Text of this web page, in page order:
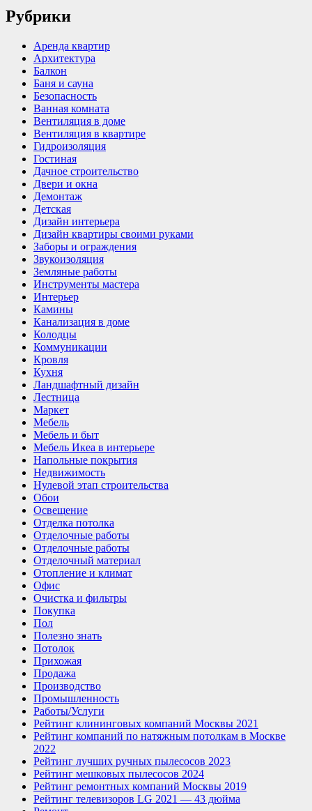
Рубрики
Аренда квартир
Архитектура
Балкон
Баня и сауна
Безопасность
Ванная комната
Вентиляция в доме
Вентиляция в квартире
Гидроизоляция
Гостиная
Дачное строительство
Двери и окна
Демонтаж
Детская
Дизайн интерьера
Дизайн квартиры своими руками
Заборы и ограждения
Звукоизоляция
Земляные работы
Инструменты мастера
Интерьер
Камины
Канализация в доме
Колодцы
Коммуникации
Кровля
Кухня
Ландшафтный дизайн
Лестница
Маркет
Мебель
Мебель и быт
Мебель Икеа в интерьере
Напольные покрытия
Недвижимость
Нулевой этап строительства
Обои
Освещение
Отделка потолка
Отделочные работы
Отделочные работы
Отделочный материал
Отопление и климат
Офис
Очистка и фильтры
Покупка
Пол
Полезно знать
Потолок
Прихожая
Продажа
Производство
Промышленность
Работы/Услуги
Рейтинг клининговых компаний Москвы 2021
Рейтинг компаний по натяжным потолкам в Москве
2022
Рейтинг лучших ручных пылесосов 2023
Рейтинг мешковых пылесосов 2024
Рейтинг ремонтных компаний Москвы 2019
Рейтинг телевизоров LG 2021 — 43 дюйма